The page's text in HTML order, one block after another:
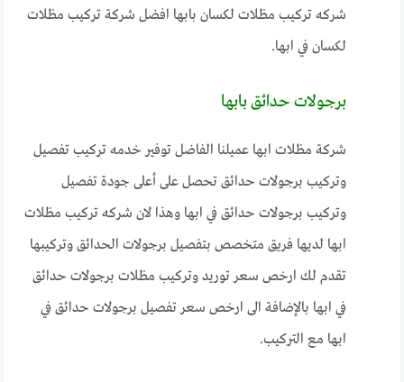
شركه تركيب مظلات لكسان بابها افضل شركة تركيب مظلات
لكسان في ابها.
برجولات حدائق بابها
شركة مظلات ابها عميلنا الفاضل توفير خدمه تركيب تفصيل
وتركيب برجولات حدائق تحصل على أعلى جودة تفصيل
وتركيب برجولات حدائق في ابها وهذا لان شركه تركيب مظلات
ابها لديها فريق متخصص بتفصيل برجولات الحدائق وتركيبها
تقدم لك ارخص سعر توريد وتركيب مظلات برجولات حدائق
في ابها بالإضافة الى ارخص سعر تفصيل برجولات حدائق في
ابها مع التركيب.